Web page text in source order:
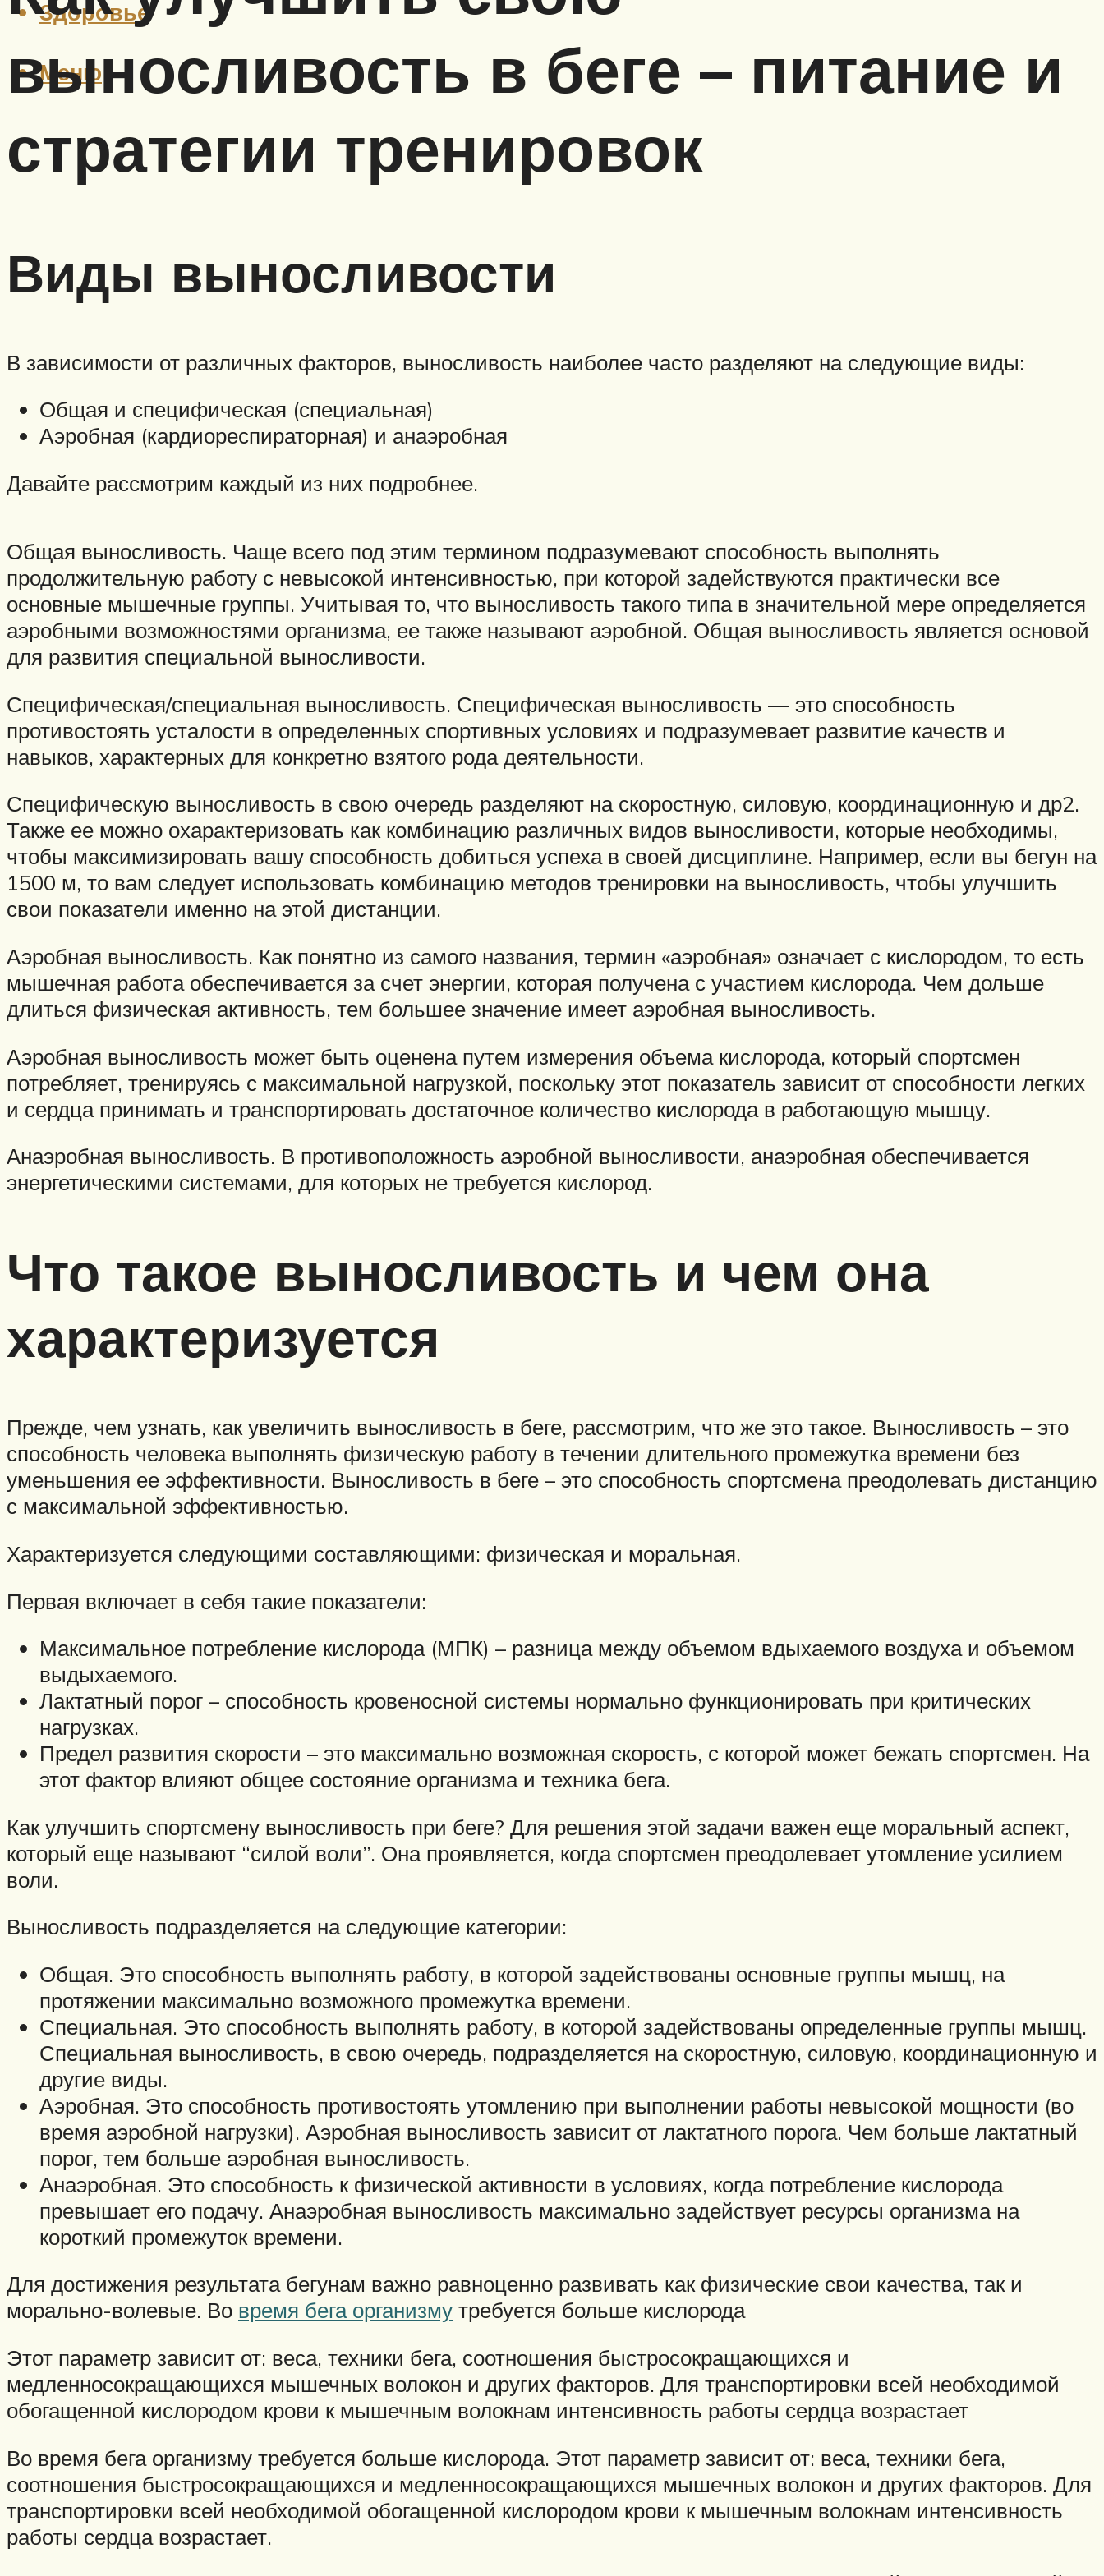
Здоровье
Меню
выносливость в беге – питание и
стратегии тренировок
Виды выносливости
В зависимости от различных факторов, выносливость наиболее часто разделяют на следующие виды:
Общая и специфическая (специальная)
Аэробная (кардиореспираторная) и анаэробная
Давайте рассмотрим каждый из них подробнее.
Общая выносливость. Чаще всего под этим термином подразумевают способность выполнять
продолжительную работу с невысокой интенсивностью, при которой задействуются практически все
основные мышечные группы. Учитывая то, что выносливость такого типа в значительной мере определяется
аэробными возможностями организма, ее также называют аэробной. Общая выносливость является основой
для развития специальной выносливости.
Специфическая/специальная выносливость. Специфическая выносливость — это способность
противостоять усталости в определенных спортивных условиях и подразумевает развитие качеств и
навыков, характерных для конкретно взятого рода деятельности.
Специфическую выносливость в свою очередь разделяют на скоростную, силовую, координационную и др2.
Также ее можно охарактеризовать как комбинацию различных видов выносливости, которые необходимы,
чтобы максимизировать вашу способность добиться успеха в своей дисциплине. Например, если вы бегун на
1500 м, то вам следует использовать комбинацию методов тренировки на выносливость, чтобы улучшить
свои показатели именно на этой дистанции.
Аэробная выносливость. Как понятно из самого названия, термин «аэробная» означает с кислородом, то есть
мышечная работа обеспечивается за счет энергии, которая получена с участием кислорода. Чем дольше
длиться физическая активность, тем большее значение имеет аэробная выносливость.
Аэробная выносливость может быть оценена путем измерения объема кислорода, который спортсмен
потребляет, тренируясь с максимальной нагрузкой, поскольку этот показатель зависит от способности легких
и сердца принимать и транспортировать достаточное количество кислорода в работающую мышцу.
Анаэробная выносливость. В противоположность аэробной выносливости, анаэробная обеспечивается
энергетическими системами, для которых не требуется кислород.
Что такое выносливость и чем она
характеризуется
Прежде, чем узнать, как увеличить выносливость в беге, рассмотрим, что же это такое. Выносливость – это
способность человека выполнять физическую работу в течении длительного промежутка времени без
уменьшения ее эффективности. Выносливость в беге – это способность спортсмена преодолевать дистанцию
с максимальной эффективностью.
Характеризуется следующими составляющими: физическая и моральная.
Первая включает в себя такие показатели:
Максимальное потребление кислорода (МПК) – разница между объемом вдыхаемого воздуха и объемом
выдыхаемого.
Лактатный порог – способность кровеносной системы нормально функционировать при критических
нагрузках.
Предел развития скорости – это максимально возможная скорость, с которой может бежать спортсмен. На
этот фактор влияют общее состояние организма и техника бега.
Как улучшить спортсмену выносливость при беге? Для решения этой задачи важен еще моральный аспект,
который еще называют “силой воли”. Она проявляется, когда спортсмен преодолевает утомление усилием
воли.
Выносливость подразделяется на следующие категории:
Общая. Это способность выполнять работу, в которой задействованы основные группы мышц, на
протяжении максимально возможного промежутка времени.
Специальная. Это способность выполнять работу, в которой задействованы определенные группы мышц.
Специальная выносливость, в свою очередь, подразделяется на скоростную, силовую, координационную и
другие виды.
Аэробная. Это способность противостоять утомлению при выполнении работы невысокой мощности (во
время аэробной нагрузки). Аэробная выносливость зависит от лактатного порога. Чем больше лактатный
порог, тем больше аэробная выносливость.
Анаэробная. Это способность к физической активности в условиях, когда потребление кислорода
превышает его подачу. Анаэробная выносливость максимально задействует ресурсы организма на
короткий промежуток времени.
Для достижения результата бегунам важно равноценно развивать как физические свои качества, так и
морально-волевые. Во время бега организму требуется больше кислорода
Этот параметр зависит от: веса, техники бега, соотношения быстросокращающихся и
медленносокращающихся мышечных волокон и других факторов. Для транспортировки всей необходимой
обогащенной кислородом крови к мышечным волокнам интенсивность работы сердца возрастает
Во время бега организму требуется больше кислорода. Этот параметр зависит от: веса, техники бега,
соотношения быстросокращающихся и медленносокращающихся мышечных волокон и других факторов. Для
транспортировки всей необходимой обогащенной кислородом крови к мышечным волокнам интенсивность
работы сердца возрастает.